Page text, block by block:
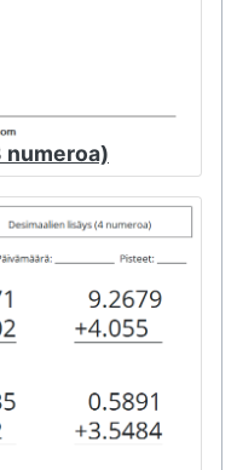
numeroa)